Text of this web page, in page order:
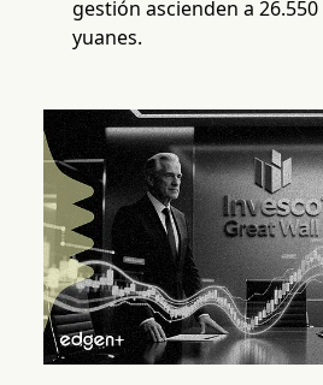
gestión ascienden a
yuanes.